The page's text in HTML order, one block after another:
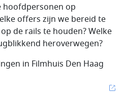
hoofdpersonen op
offers zijn we bereid te
de rails te houden? Welke
heroverwegen?
in Filmhuis Den Haag